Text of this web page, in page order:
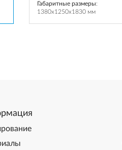
Габаритные размеры:
1380x1250x1830 мм